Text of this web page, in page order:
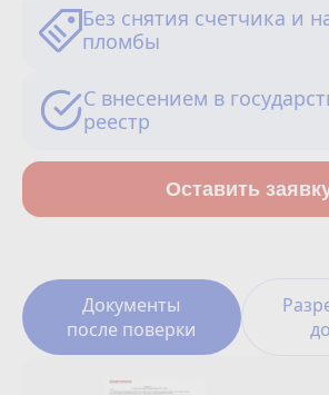
Аршин
Сотрудничество
Юридические лица
О нас
Бонусы
Без снятия счетчика и
пломбы
С внесением в
реестр
Оставить
Документы
после поверки